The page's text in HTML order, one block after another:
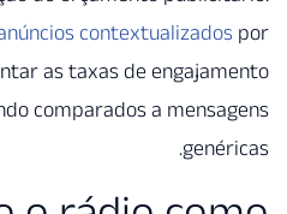
Estudos indicam que
localização podem aumentar
em até 200% quando